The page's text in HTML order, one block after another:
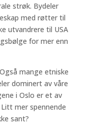
strøk. Bydeler
med røtter til
utvandrere til USA
for mer enn
mange etniske
dominert av våre
i Oslo er et av
mer spennende
sant?